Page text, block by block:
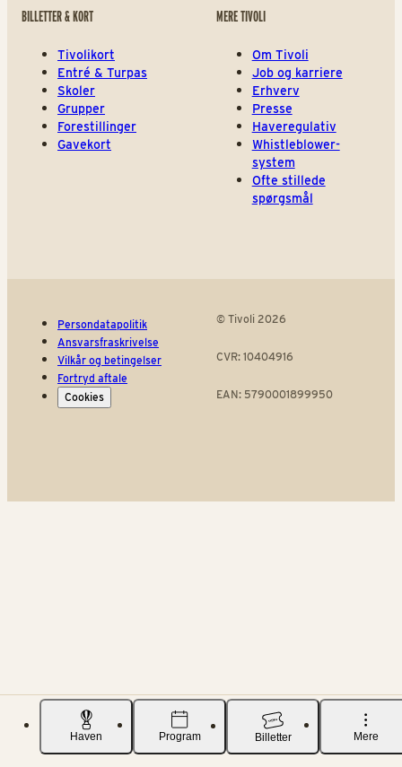
Haven Program Billetter Mere
BILLETTER & KORT
Tivolikort
Entré & Turpas
Skoler
Grupper
Forestillinger
Gavekort
MERE TIVOLI
Om Tivoli
Job og karriere
Erhverv
Presse
Haveregulativ
Whistleblower-
system
Ofte stillede
spørgsmål
Persondatapolitik
Ansvarsfraskrivelse
Vilkår og betingelser
Fortryd aftale
Cookies
© Tivoli 2026
CVR: 10404916
EAN: 5790001899950